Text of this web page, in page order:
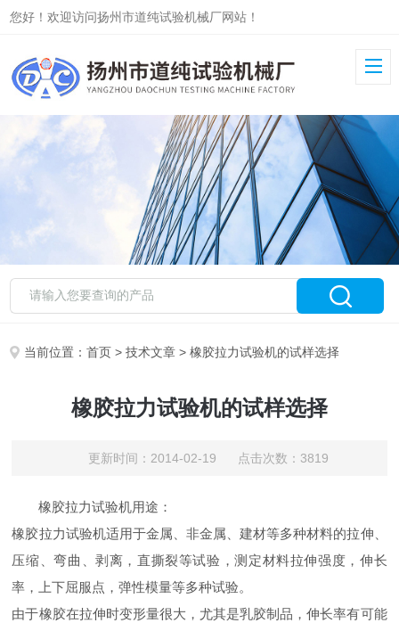
您好！欢迎访问扬州市道纯试验机械厂网站！
当前位置：首页 >技术文章 > 橡胶拉力试验机的试样选择
橡胶拉力试验机的试样选择
更新时间：2014-02-19 点击次数：3819
橡胶拉力试验机用途：
橡胶拉力试验机适用于金属、非金属、建材等多种材料的拉伸、
压缩、弯曲、剥离，直撕裂等试验，测定材料拉伸强度，伸长
率，上下屈服点，弹性模量等多种试验。
由于橡胶在拉伸时变形量很大，尤其是乳胶制品，伸长率有可能